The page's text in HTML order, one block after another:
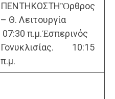
ΠΕΝΤΗΚΟΣΤΗὊρθρος
– Θ. Λειτουργία
07:30 π.μ.Ἑσπερινός
Γονυκλισίας. 10:15
π.μ.